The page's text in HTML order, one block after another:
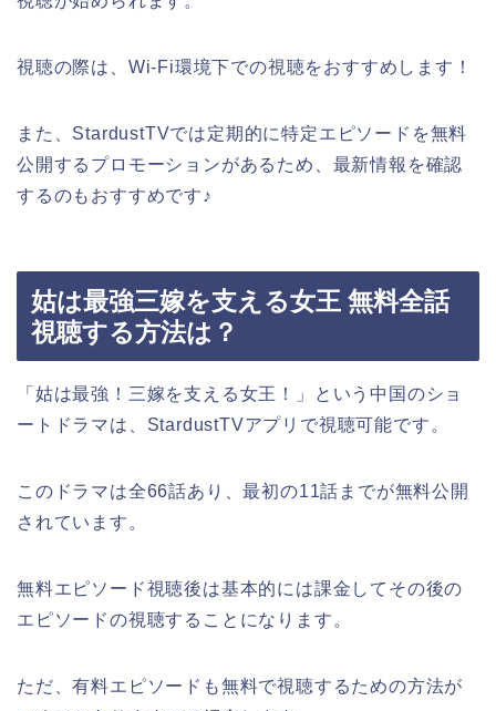
視聴の際は、Wi-Fi環境下での視聴をおすすめします！
また、StardustTVでは定期的に特定エピソードを無料
公開するプロモーションがあるため、最新情報を確認
するのもおすすめです♪
姑は最強三嫁を支える女王 無料全話
視聴する方法は？
「姑は最強！三嫁を支える女王！」という中国のショ
ートドラマは、StardustTVアプリで視聴可能です。
このドラマは全66話あり、最初の11話までが無料公開
されています。
無料エピソード視聴後は基本的には課金してその後の
エピソードの視聴することになります。
ただ、有料エピソードも無料で視聴するための方法が